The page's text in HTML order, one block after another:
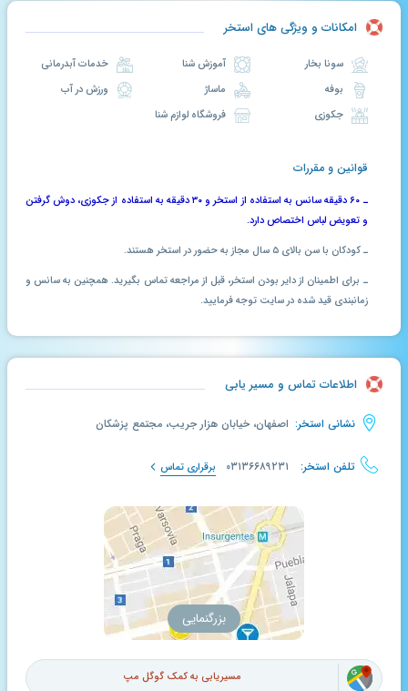
امکانات و ویژگی های استخر
سونا بخار
جکوزی
آموزش شنا
فروشگاه لوازم شنا
خدمات آبدرمانی
قوانین و مقررات
ـ ۶۰ دقیقه سانس به استفاده از استخر و ۳۰ دقیقه به استفاده از جکوزی، دوش گرفتن
و تعویض لباس اختصاص دارد.
ـ کودکان با سن بالای ۵ سال مجاز به حضور در استخر هستند.
ـ برای اطمینان از دایر بودن استخر، قبل از مراجعه تماس بگیرید. همچنین به سانس و
زمانبندی قید شده در سایت توجه فرمایید.
اطلاعات تماس و مسیر یابی
نشانی استخر: اصفهان، خیابان هزار جریب، مجتمع پزشکان
تلفن استخر: ۰۳۱۳۶۶۸۹۲۳۱ برقراری تماس
بزرگنمایی
مسیریابی به کمک گوگل مپ